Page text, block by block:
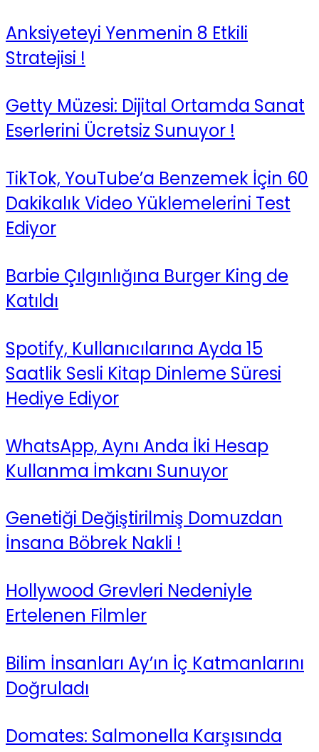
Anksiyeteyi Yenmenin 8 Etkili
Stratejisi !
Getty Müzesi: Dijital Ortamda Sanat
Eserlerini Ücretsiz Sunuyor !
TikTok, YouTube’a Benzemek İçin 60
Dakikalık Video Yüklemelerini Test
Ediyor
Barbie Çılgınlığına Burger King de
Katıldı
Spotify, Kullanıcılarına Ayda 15
Saatlik Sesli Kitap Dinleme Süresi
Hediye Ediyor
WhatsApp, Aynı Anda İki Hesap
Kullanma İmkanı Sunuyor
Genetiği Değiştirilmiş Domuzdan
İnsana Böbrek Nakli !
Hollywood Grevleri Nedeniyle
Ertelenen Filmler
Bilim İnsanları Ay’ın İç Katmanlarını
Doğruladı
Domates: Salmonella Karşısında